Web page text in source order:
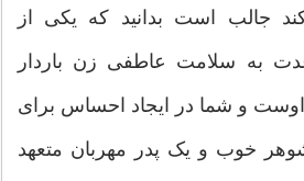
جالب است بدانید که یکی از
به سلامت عاطفی زن باردار
اوست و شما در ایجاد احساس برای
خوب و یک پدر مهربان متعهد